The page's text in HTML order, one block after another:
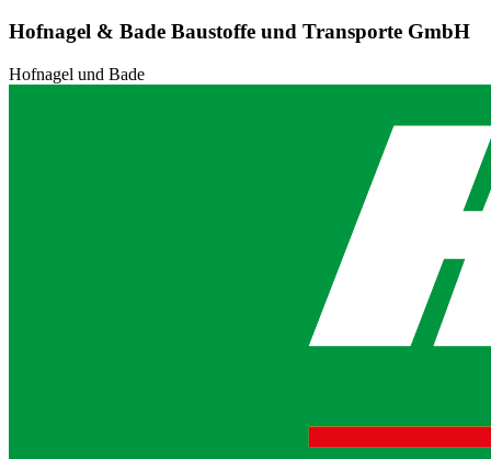
Hofnagel & Bade Baustoffe und Transporte GmbH
Hofnagel und Bade